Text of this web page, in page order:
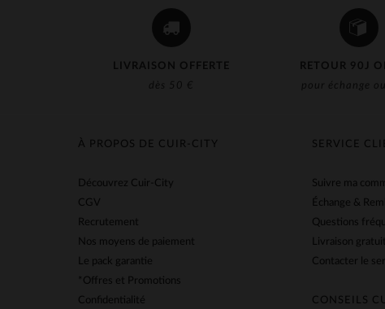
LIVRAISON OFFERTE
dès 50 €
RETOUR 90J
pour échange
SERVICE
Suivre ma
Échange &
Questions
Livraison
Contacter le
CONSEILS
À PROPOS DE CUIR-CITY
Découvrez Cuir-City
CGV
Recrutement
Nos moyens de paiement
Le pack garantie
*Offres et Promotions
Confidentialité